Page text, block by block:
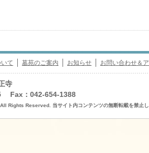
て 墓苑のご案内 お知らせ お問い合わせ＆
寺
Fax：042-654-1388
Rights Reserved. 当サイト内コンテンツの無断転載を禁止